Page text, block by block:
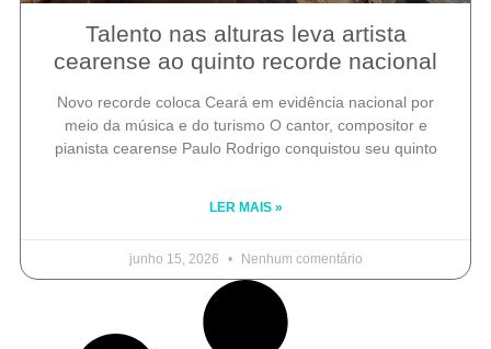
Talento nas alturas leva artista
cearense ao quinto recorde nacional
Novo recorde coloca Ceará em evidência nacional por
meio da música e do turismo O cantor, compositor e
pianista cearense Paulo Rodrigo conquistou seu quinto
LER MAIS »
junho 15, 2026 Nenhum comentário